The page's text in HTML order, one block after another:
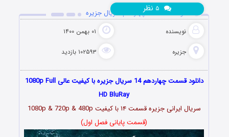
دانلود قسمت 14 چهاردهم سریال جزیره
نویسنده ۰۱ بهمن ۱۴۰۰
جزیره ۱۰۲۵۹۳ بازدید
نظر
دانلود قسمت چهاردهم 14 سریال جزیره با کیفیت عالی 1080p Full
HD BluRay
سریال ایرانی جزیره قسمت۱۴ با کیفیت 1080p & 720p & 480p
(قسمت پایانی فصل اول)